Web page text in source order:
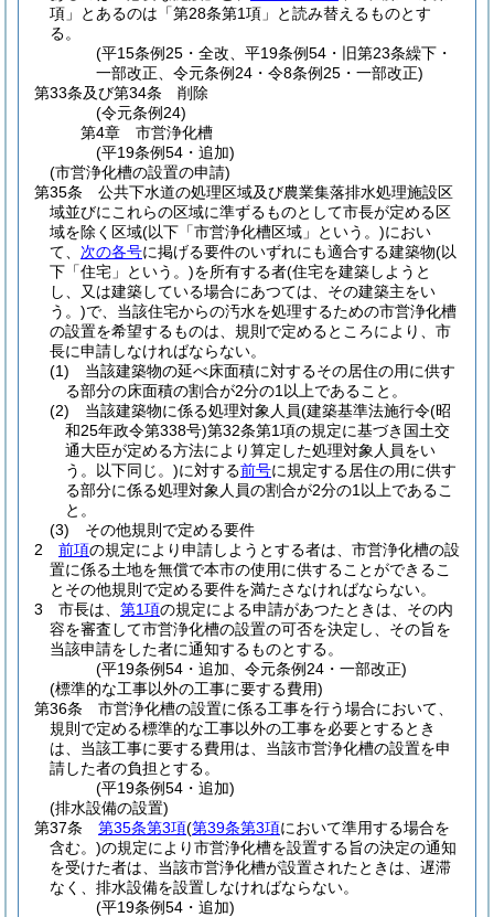
項」とあるのは「第28条第1項」と読み替えるものとす
る。
(平15条例25・全改、平19条例54・旧第23条繰下・
一部改正、令元条例24・令8条例25・一部改正)
第33条及び第34条
削除
(令元条例24)
第4章
市営浄化槽
(平19条例54・追加)
(市営浄化槽の設置の申請)
第35条
公共下水道の処理区域及び農業集落排水処理施設区
域並びにこれらの区域に準ずるものとして市長が定める区
域を除く区域(以下「市営浄化槽区域」という。)におい
て、 次の各号に掲げる要件のいずれにも適合する建築物(以
下「住宅」という。)を所有する者(住宅を建築しようと
し、又は建築している場合にあつては、その建築主をい
う。)で、当該住宅からの汚水を処理するための市営浄化槽
の設置を希望するものは、規則で定めるところにより、市
長に申請しなければならない。
(1)
当該建築物の延べ床面積に対するその居住の用に供す
る部分の床面積の割合が2分の1以上であること。
(2)
当該建築物に係る処理対象人員(建築基準法施行令(昭
和25年政令第338号)第32条第1項の規定に基づき国土交
通大臣が定める方法により算定した処理対象人員をい
う。以下同じ。)に対する前号に規定する居住の用に供す
る部分に係る処理対象人員の割合が2分の1以上であるこ
と。
(3)
その他規則で定める要件
2
前項の規定により申請しようとする者は、市営浄化槽の設
置に係る土地を無償で本市の使用に供することができるこ
とその他規則で定める要件を満たさなければならない。
3
市長は、 第1項の規定による申請があつたときは、その内
容を審査して市営浄化槽の設置の可否を決定し、その旨を
当該申請をした者に通知するものとする。
(平19条例54・追加、令元条例24・一部改正)
(標準的な工事以外の工事に要する費用)
第36条
市営浄化槽の設置に係る工事を行う場合において、
規則で定める標準的な工事以外の工事を必要とするとき
は、当該工事に要する費用は、当該市営浄化槽の設置を申
請した者の負担とする。
(平19条例54・追加)
(排水設備の設置)
第37条
第35条第3項(第39条第3項において準用する場合を
含む。)の規定により市営浄化槽を設置する旨の決定の通知
を受けた者は、当該市営浄化槽が設置されたときは、遅滞
なく、排水設備を設置しなければならない。
(平19条例54・追加)